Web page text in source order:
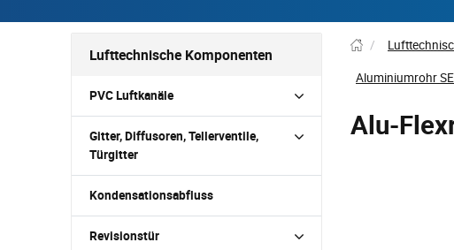
/
Aluminiumrohr
Alu-
Lufttechnische Komponenten
PVC Luftkanäle
Gitter, Diffusoren, Tellerventile,
Türgitter
Kondensationsabfluss
Revisionstür